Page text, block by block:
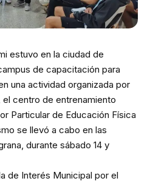
estuvo en la ciudad de
de capacitación para
una actividad organizada por
centro de entrenamiento
Particular de Educación Física
se llevó a cabo en las
durante sábado 14 y
de Interés Municipal por el